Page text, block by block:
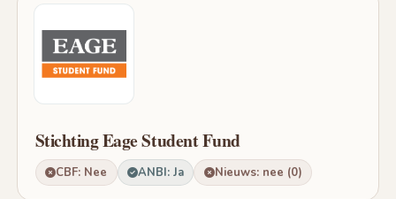
Stichting Eage Student Fund
CBF: Nee ANBI: Ja Nieuws: nee (0)